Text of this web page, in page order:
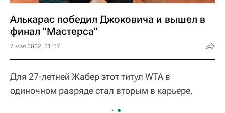
Алькарас победил Джоковича и вышел в
финал "Мастерса"
7 мая 2022, 21:17
Для 27-летней Жабер этот титул WTA в
одиночном разряде стал вторым в карьере.